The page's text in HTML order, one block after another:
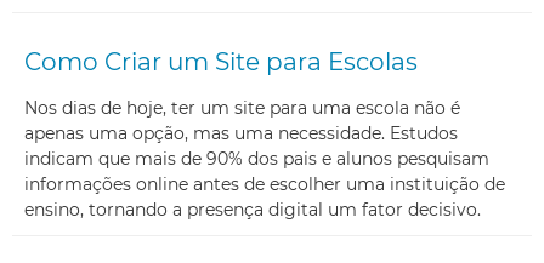
Como Criar um Site para Escolas
Nos dias de hoje, ter um site para uma escola não é
apenas uma opção, mas uma necessidade. Estudos
indicam que mais de 90% dos pais e alunos pesquisam
informações online antes de escolher uma instituição de
ensino, tornando a presença digital um fator decisivo.